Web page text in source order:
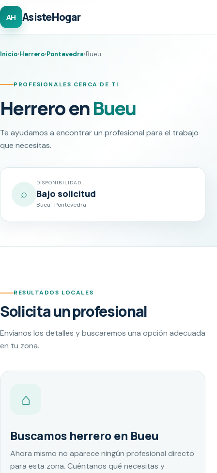
AH AsisteHogar
Inicio›Herrero›Pontevedra›Bueu
PROFESIONALES CERCA DE TI
Herrero enBueu
Te ayudamos a encontrar un profesional para el trabajo
que necesitas.
⌕
DISPONIBILIDAD
Bajo solicitud
Bueu · Pontevedra
RESULTADOS LOCALES
Solicita un profesional
Envíanos los detalles y buscaremos una opción adecuada
en tu zona.
⌂
Buscamos herrero en Bueu
Ahora mismo no aparece ningún profesional directo
para esta zona. Cuéntanos qué necesitas y